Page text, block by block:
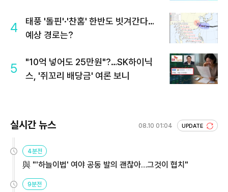
4
태풍 '돌핀'·'찬홈' 한반도 빗겨간다…
예상 경로는?
5
"10억 넣어도 25만원"?…SK하이닉
스, '쥐꼬리 배당금' 여론 보니
실시간 뉴스 08.10 01:04 UPDATE
4분전
與 "'하늘이법' 여야 공동 발의 괜찮아…그것이 협치"
9분전